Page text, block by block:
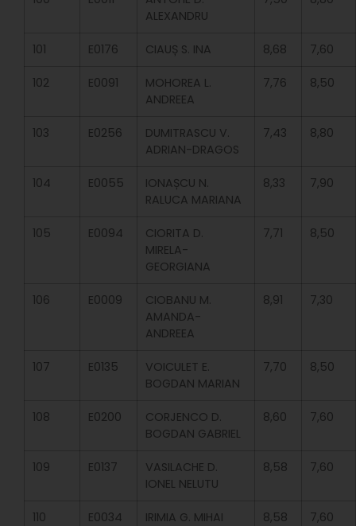
ALEXANDRU
101 E0176 CIAUȘ S. INA 8,68 7,60
102 E0091
MOHOREA L.
ANDREEA
7,76 8,50
103 E0256
DUMITRASCU V.
ADRIAN-DRAGOS
7,43 8,80
104 E0055
IONAȘCU N.
RALUCA MARIANA
8,33 7,90
105 E0094
CIORITA D.
MIRELA-
GEORGIANA
7,71 8,50
106 E0009
CIOBANU M.
AMANDA-
ANDREEA
8,91 7,30
107 E0135
VOICULET E.
BOGDAN MARIAN
7,70 8,50
108 E0200
CORJENCO D.
BOGDAN GABRIEL
8,60 7,60
109 E0137
VASILACHE D.
IONEL NELUTU
8,58 7,60
110 E0034
IRIMIA G. MIHAI
8,58 7,60